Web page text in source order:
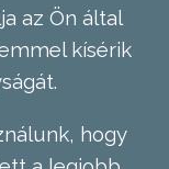
az Ön által
kísérik
hogy